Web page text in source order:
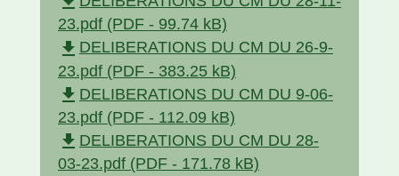
23.pdf (PDF - 99.74 kB)
file_download DELIBERATIONS DU CM DU 26-9-
23.pdf (PDF - 383.25 kB)
file_download DELIBERATIONS DU CM DU 9-06-
23.pdf (PDF - 112.09 kB)
file_download DELIBERATIONS DU CM DU 28-
03-23.pdf (PDF - 171.78 kB)